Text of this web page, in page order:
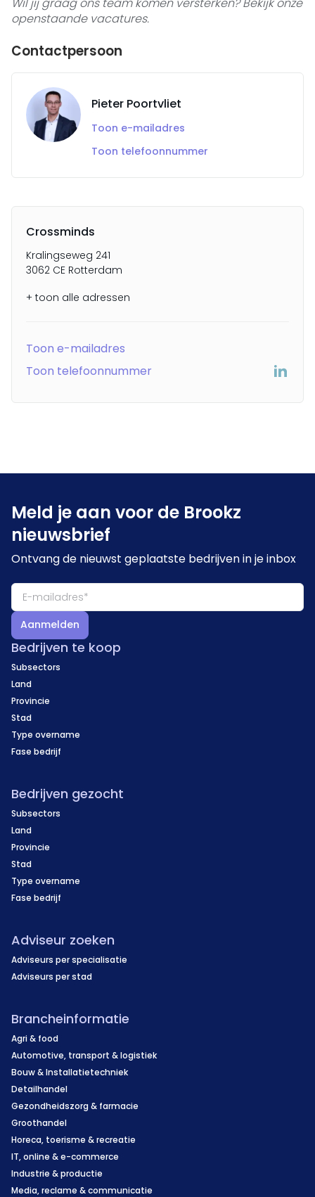
openstaande vacatures.
Contactpersoon
Pieter Poortvliet
Toon e-mailadres
Toon telefoonnummer
Crossminds
Kralingseweg 241
3062 CE Rotterdam
+ toon alle adressen
Toon e-mailadres
Toon telefoonnummer
Meld je aan voor de Brookz
nieuwsbrief
Ontvang de nieuwst geplaatste bedrijven in je inbox
Aanmelden
Bedrijven te koop
Subsectors
Land
Provincie
Stad
Type overname
Fase bedrijf
Bedrijven gezocht
Subsectors
Land
Provincie
Stad
Type overname
Fase bedrijf
Adviseur zoeken
Adviseurs per specialisatie
Adviseurs per stad
Brancheinformatie
Agri & food
Automotive, transport & logistiek
Bouw & Installatietechniek
Detailhandel
Gezondheidszorg & farmacie
Groothandel
Horeca, toerisme & recreatie
IT, online & e-commerce
Industrie & productie
Media, reclame & communicatie